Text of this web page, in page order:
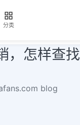
分类
，怎样查
blog